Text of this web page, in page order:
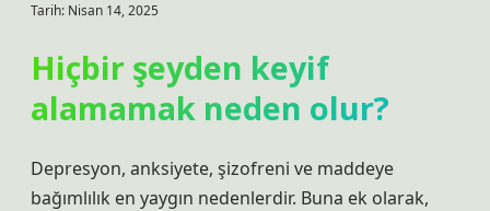
Tarih: Nisan 14, 2025
Hiçbir şeyden keyif
alamamak neden olur?
Depresyon, anksiyete, şizofreni ve maddeye
bağımlılık en yaygın nedenlerdir. Buna ek olarak,